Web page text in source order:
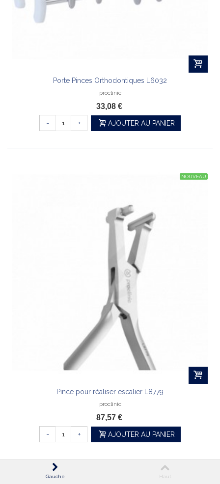
Porte Pinces Orthodontiques L6032
proclinic
33,08 €
- + AJOUTER AU PANIER
NOUVEAU
Pince pour réaliser escalier L8779
proclinic
87,57 €
- + AJOUTER AU PANIER
Gauche Haut